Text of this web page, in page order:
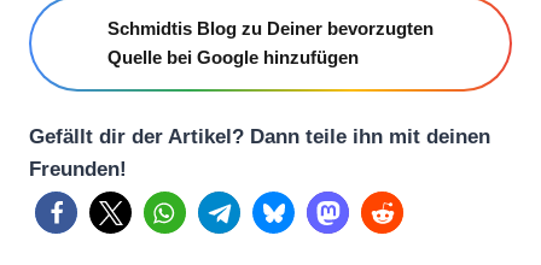
Schmidtis Blog zu Deiner bevorzugten
Quelle bei Google hinzufügen
Gefällt dir der Artikel? Dann teile ihn mit deinen
Freunden!